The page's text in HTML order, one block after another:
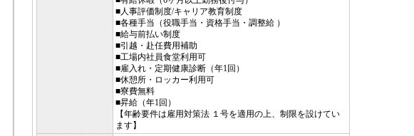
■人事評価制度/キャリア教育制度
■各種手当（役職手当・資格手当・調整給 ）
■給与前払い制度
■引越・赴任費用補助
■工場内社員食堂利用可
■雇入れ・定期健康診断（年1回）
■休憩所・ロッカー利用可
■寮費無料
■昇給（年1回）
【年齢要件は雇用対策法 １号を適用の上、制限を設けてい
ます】